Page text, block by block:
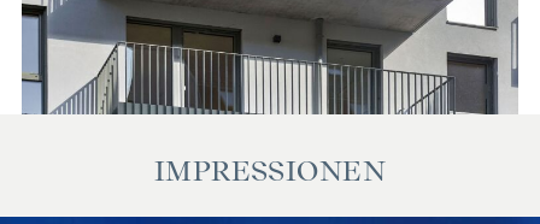
unsererseits ohne Gewähr. Als Vermittlungshonorar gelten
die allgemeinen Geschäftsbedingungen und die Verordnung
für Immobilienmakler des BM für Handel, Gewerbe und
Industrie, BGBL. 297/1996. Für den Fall, dass es
kommt, verrechnen wir Ihnen eine Vermittlungsprovision
IMPRESSIONEN